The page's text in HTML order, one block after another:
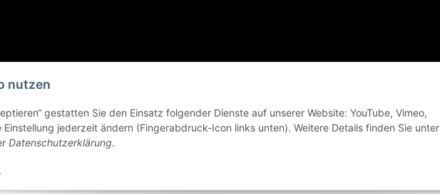
nutzen
gestatten Sie den Einsatz folgender Dienste auf unserer Website: YouTube, Vimeo,
Einstellung jederzeit ändern (Fingerabdruck-Icon links unten). Weitere Details finden Sie unter
Datenschutzerklärung.